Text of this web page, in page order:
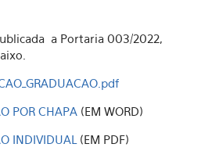
a Portaria 003/2022,
POR CHAPA (EM WORD)
INDIVIDUAL (EM PDF)